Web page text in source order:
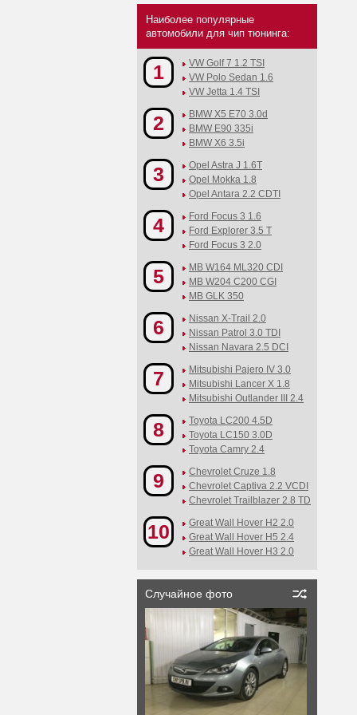
Наиболее популярные
автомобили для чип тюнинга:
1
VW Golf 7 1.2 TSI
VW Polo Sedan 1.6
VW Jetta 1.4 TSI
2
BMW X5 E70 3.0d
BMW E90 335i
BMW X6 3.5i
3
Opel Astra J 1.6T
Opel Mokka 1.8
Opel Antara 2.2 CDTI
4
Ford Focus 3 1.6
Ford Explorer 3.5 T
Ford Focus 3 2.0
5
MB W164 ML320 CDI
MB W204 C200 CGI
MB GLK 350
6
Nissan X-Trail 2.0
Nissan Patrol 3.0 TDI
Nissan Navara 2.5 DCI
7
Mitsubishi Pajero IV 3.0
Mitsubishi Lancer X 1.8
Mitsubishi Outlander III 2.4
8
Toyota LC200 4.5D
Toyota LC150 3.0D
Toyota Camry 2.4
9
Chevrolet Cruze 1.8
Chevrolet Captiva 2.2 VCDI
Chevrolet Trailblazer 2.8 TD
10
Great Wall Hover H2 2.0
Great Wall Hover H5 2.4
Great Wall Hover H3 2.0
Случайное фото